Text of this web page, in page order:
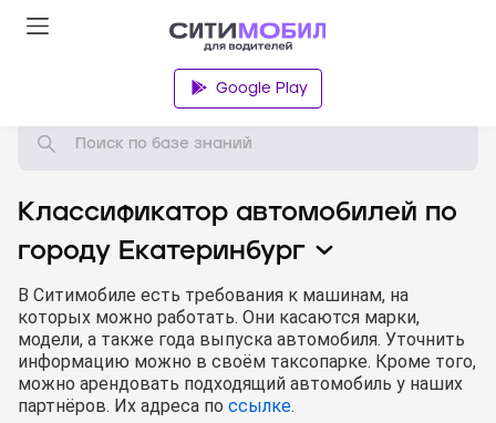
Google Play
Классификатор автомобилей по
городу Екатеринбург
В Ситимобиле есть требования к машинам, на
которых можно работать. Они касаются марки,
модели, а также года выпуска автомобиля. Уточнить
информацию можно в своём таксопарке. Кроме того,
можно арендовать подходящий автомобиль у наших
партнёров. Их адреса по ссылке.